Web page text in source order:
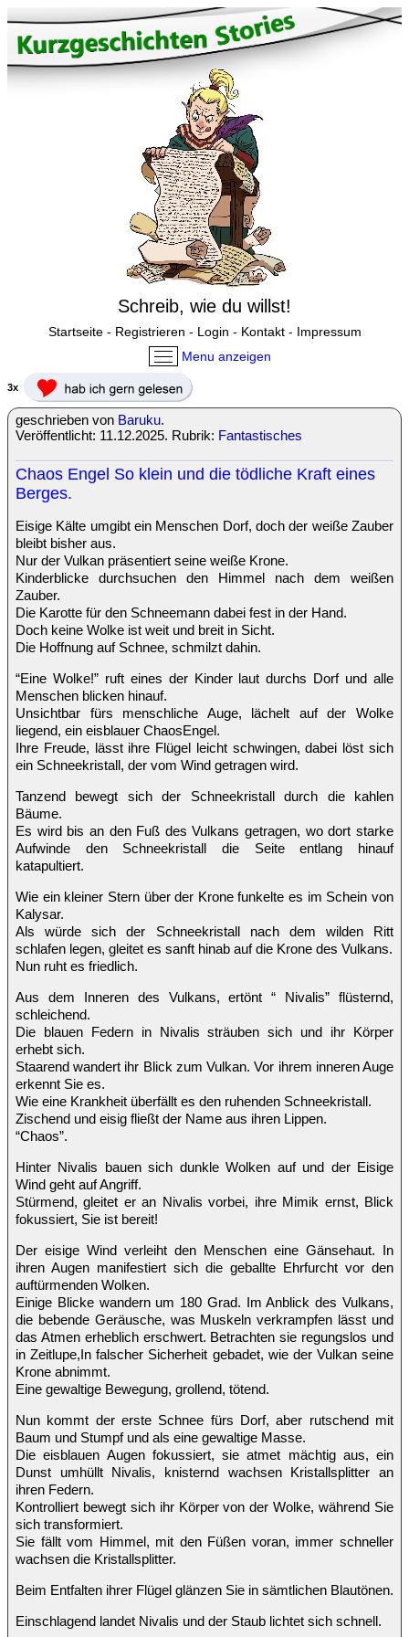
Schreib, wie du willst!
Startseite- Registrieren - Login - Kontakt- Impressum
Menu anzeigen
3x
geschrieben von Baruku.
Veröffentlicht: 11.12.2025. Rubrik: Fantastisches
Chaos Engel So klein und die tödliche Kraft eines
Berges.
Eisige Kälte umgibt ein Menschen Dorf, doch der weiße Zauber
bleibt bisher aus.
Nur der Vulkan präsentiert seine weiße Krone.
Kinderblicke durchsuchen den Himmel nach dem weißen
Zauber.
Die Karotte für den Schneemann dabei fest in der Hand.
Doch keine Wolke ist weit und breit in Sicht.
Die Hoffnung auf Schnee, schmilzt dahin.
“Eine Wolke!” ruft eines der Kinder laut durchs Dorf und alle
Menschen blicken hinauf.
Unsichtbar fürs menschliche Auge, lächelt auf der Wolke
liegend, ein eisblauer ChaosEngel.
Ihre Freude, lässt ihre Flügel leicht schwingen, dabei löst sich
ein Schneekristall, der vom Wind getragen wird.
Tanzend bewegt sich der Schneekristall durch die kahlen
Bäume.
Es wird bis an den Fuß des Vulkans getragen, wo dort starke
Aufwinde den Schneekristall die Seite entlang hinauf
katapultiert.
Wie ein kleiner Stern über der Krone funkelte es im Schein von
Kalysar.
Als würde sich der Schneekristall nach dem wilden Ritt
schlafen legen, gleitet es sanft hinab auf die Krone des Vulkans.
Nun ruht es friedlich.
Aus dem Inneren des Vulkans, ertönt “ Nivalis” flüsternd,
schleichend.
Die blauen Federn in Nivalis sträuben sich und ihr Körper
erhebt sich.
Staarend wandert ihr Blick zum Vulkan. Vor ihrem inneren Auge
erkennt Sie es.
Wie eine Krankheit überfällt es den ruhenden Schneekristall.
Zischend und eisig fließt der Name aus ihren Lippen.
“Chaos”.
Hinter Nivalis bauen sich dunkle Wolken auf und der Eisige
Wind geht auf Angriff.
Stürmend, gleitet er an Nivalis vorbei, ihre Mimik ernst, Blick
fokussiert, Sie ist bereit!
Der eisige Wind verleiht den Menschen eine Gänsehaut. In
ihren Augen manifestiert sich die geballte Ehrfurcht vor den
auftürmenden Wolken.
Einige Blicke wandern um 180 Grad. Im Anblick des Vulkans,
die bebende Geräusche, was Muskeln verkrampfen lässt und
das Atmen erheblich erschwert. Betrachten sie regungslos und
in Zeitlupe,In falscher Sicherheit gebadet, wie der Vulkan seine
Krone abnimmt.
Eine gewaltige Bewegung, grollend, tötend.
Nun kommt der erste Schnee fürs Dorf, aber rutschend mit
Baum und Stumpf und als eine gewaltige Masse.
Die eisblauen Augen fokussiert, sie atmet mächtig aus, ein
Dunst umhüllt Nivalis, knisternd wachsen Kristallsplitter an
ihren Federn.
Kontrolliert bewegt sich ihr Körper von der Wolke, während Sie
sich transformiert.
Sie fällt vom Himmel, mit den Füßen voran, immer schneller
wachsen die Kristallsplitter.
Beim Entfalten ihrer Flügel glänzen Sie in sämtlichen Blautönen.
Einschlagend landet Nivalis und der Staub lichtet sich schnell.